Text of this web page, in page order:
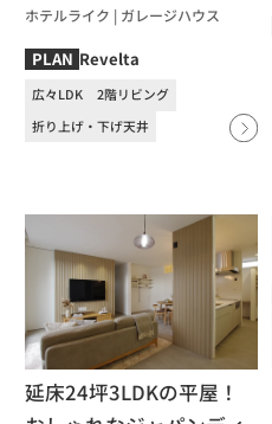
ホテルライク | ガレージハウス
PLAN Revelta
広々LDK
2階リビング
折り上げ・下げ天井
延床24坪3LDKの平屋！